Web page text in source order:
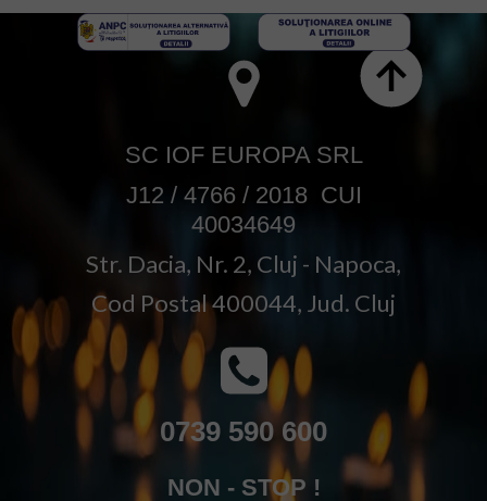
NON - STOP !
0739 590 600
SC IOF EUROPA SRL
J12 / 4766 / 2018 CUI
40034649
Str. Dacia, Nr. 2, Cluj - Napoca,
Cod Postal 400044, Jud. Cluj